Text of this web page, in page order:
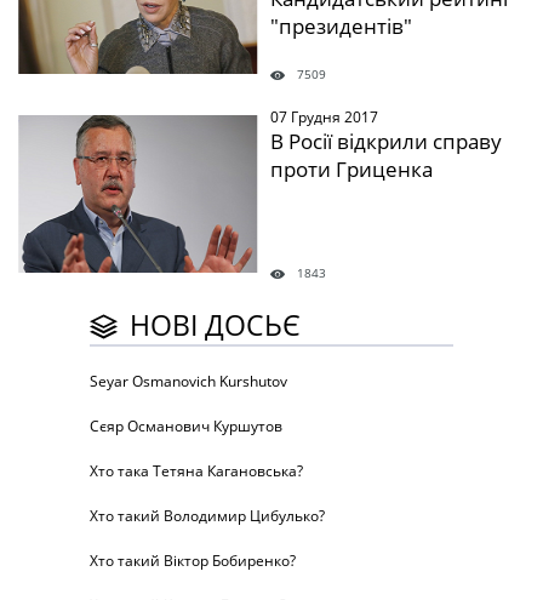
"президентів"
7509
07 Грудня 2017
В Росії відкрили справу
проти Гриценка
1843
НОВІ ДОСЬЄ
Seyar Osmanovich Kurshutov
Сєяр Османович Куршутов
Хто така Тетяна Кагановська?
Хто такий Володимир Цибулько?
Хто такий Віктор Бобиренко?